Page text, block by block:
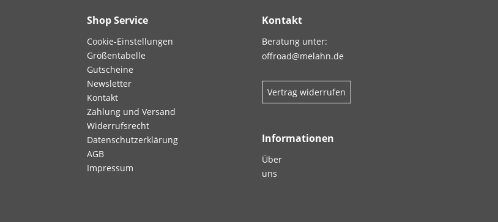
Shop Service
Cookie-Einstellungen
Größentabelle
Gutscheine
Newsletter
Kontakt
Zahlung und Versand
Widerrufsrecht
Datenschutzerklärung
AGB
Impressum
Kontakt
Beratung unter:
offroad@melahn.de
Vertrag widerrufen
Informationen
Über
uns